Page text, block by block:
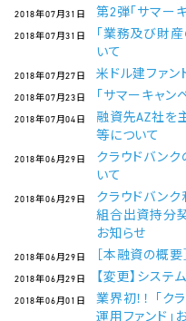
2018年07月31日 第2弾「サマー
2018年07月31日
「業務及び財
いて
2018年07月27日 米ドル建ファ
2018年07月23日 「サマーキャン
2018年07月04日
融資先AZ社を
等について
2018年06月29日
クラウドバン
いて
2018年06月29日
クラウドバン
組合出資持分
お知らせ
2018年06月29日 ［本融資の概
2018年06月29日 【変更】システ
2018年06月01日
業界初！！ 「ク
運用ファンド」